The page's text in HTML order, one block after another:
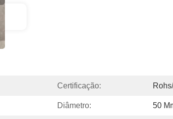
Certificação:
Diâmetro: 50